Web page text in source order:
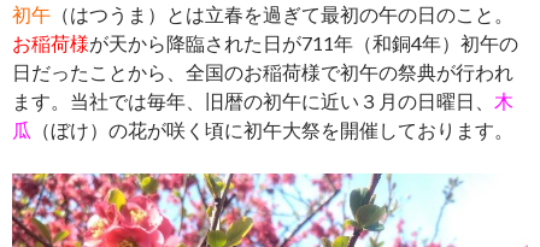
初午 （はつうま）とは立春を過ぎて最初の午の日のこと。
お稲荷様が天から降臨された日が711年（和銅4年）初午の
日だったことから、全国のお稲荷様で初午の祭典が行われ
ます。当社では毎年、旧暦の初午に近い３月の日曜日、 木
瓜
（ぼけ）の花が咲く頃に初午大祭を開催しております。